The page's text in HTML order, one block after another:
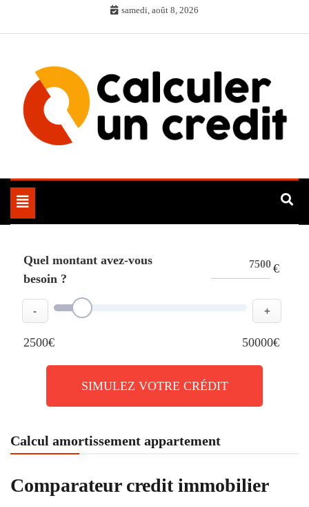
samedi, août 8, 2026
Toggle
navigation
Quel montant avez-vous
besoin ?
€
- +
2500€ 50000€
SIMULEZ VOTRE CRÉDIT
Calcul amortissement appartement
Comparateur credit immobilier